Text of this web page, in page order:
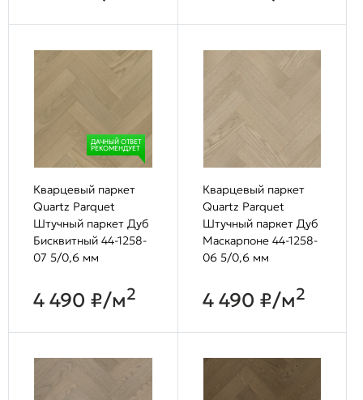
ДАЧНЫЙ ОТВЕТ
РЕКОМЕНДУЕТ
Кварцевый паркет
Quartz Parquet
Штучный паркет Дуб
Бисквитный 44-1258-
07 5/0,6 мм
4 490 ₽/м2
Кварцевый паркет
Quartz Parquet
Штучный паркет Дуб
Маскарпоне 44-1258-
06 5/0,6 мм
4 490 ₽/м2